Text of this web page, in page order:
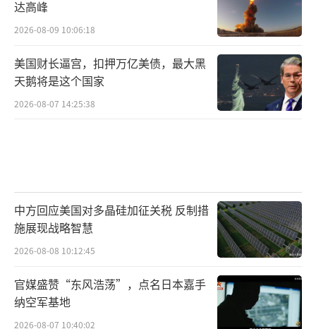
达高峰
2026-08-09 10:06:18
美国财长逼宫，扣押万亿美债，最大黑
天鹅将是这个国家
2026-08-07 14:25:38
中方回应美国对多晶硅加征关税 反制措
施展现战略智慧
2026-08-08 10:12:45
官媒盛赞“东风浩荡”，点名日本嘉手
纳空军基地
2026-08-07 10:40:02